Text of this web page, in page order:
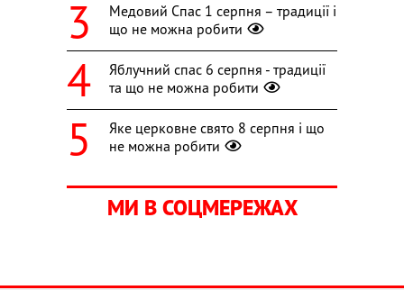
Медовий Спас 1 серпня – традиції і
що не можна робити
Яблучний спас 6 серпня - традиції
та що не можна робити
Яке церковне свято 8 серпня і що
не можна робити
МИ В СОЦМЕРЕЖАХ